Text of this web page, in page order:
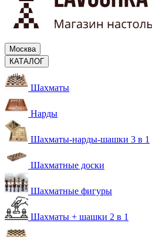
Москва
КАТАЛОГ
Шахматы
Нарды
Шахматы-нарды-шашки 3 в 1
Шахматные доски
Шахматные фигуры
Шахматы + шашки 2 в 1